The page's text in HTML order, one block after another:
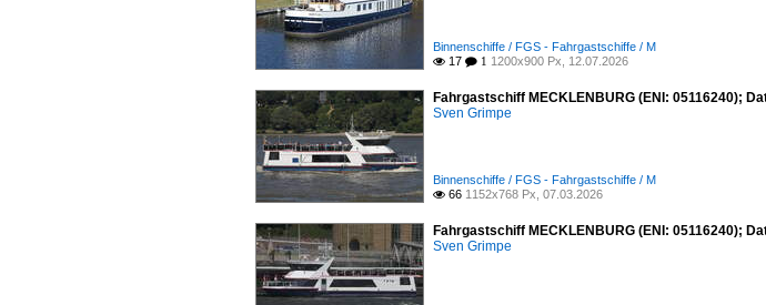
Binnenschiffe / FGS - Fahrgastschiffe / M
 17  1 1200x900 Px, 12.07.2026
Fahrgastschiff MECKLENBURG (ENI: 05116240);
Sven Grimpe
Binnenschiffe / FGS - Fahrgastschiffe / M
 66 1152x768 Px, 07.03.2026
Fahrgastschiff MECKLENBURG (ENI: 05116240);
Sven Grimpe